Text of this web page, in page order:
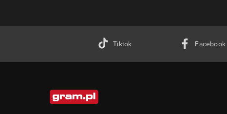
Tiktok Facebook